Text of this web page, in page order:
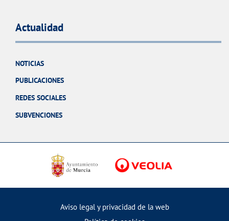
Actualidad
NOTICIAS
PUBLICACIONES
REDES SOCIALES
SUBVENCIONES
Aviso legal y privacidad de la web